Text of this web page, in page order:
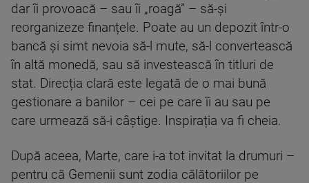
dar îi provoacă – sau îi „roagă” – să-și
reorganizeze finanțele. Poate au un depozit într-o
bancă și simt nevoia să-l mute, să-l convertească
în altă monedă, sau să investească în titluri de
stat. Direcția clară este legată de o mai bună
gestionare a banilor – cei pe care îi au sau pe
care urmează să-i câștige. Inspirația va fi cheia.
După aceea, Marte, care i-a tot invitat la drumuri –
pentru că Gemenii sunt zodia călătoriilor pe